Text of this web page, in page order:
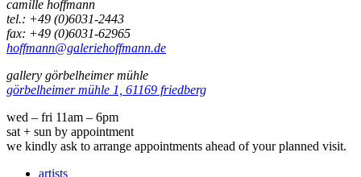
camille hoffmann
tel.: +49 (0)6031-2443
fax: +49 (0)6031-62965
hoffmann@galeriehoffmann.de
gallery görbelheimer mühle
görbelheimer mühle 1, 61169 friedberg
wed – fri 11am – 6pm
sat + sun by appointment
we kindly ask to arrange appointments ahead of your planned visit.
artists